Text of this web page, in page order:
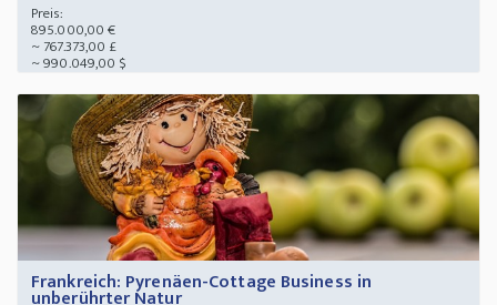
Preis:
895.000,00 €
~ 767.373,00 £
~ 990.049,00 $
Frankreich: Pyrenäen-Cottage Business in